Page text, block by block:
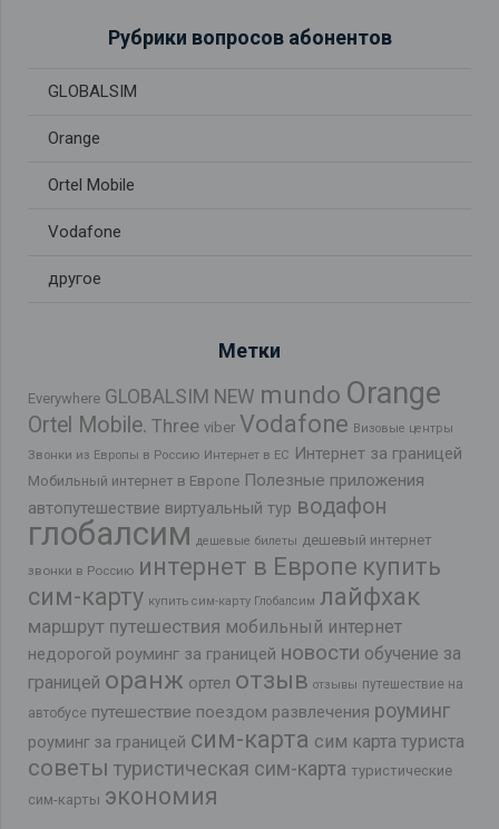
Рубрики вопросов абонентов
GLOBALSIM
Orange
Ortel Mobile
Vodafone
другое
Метки
Everywhere GLOBALSIM NEW mundo Orange
Ortel Mobile. Three viber Vodafone Визовые центры
Звонки из Европы в Россию Интернет в ЕС Интернет за границей
Мобильный интернет в Европе Полезные приложения
автопутешествие виртуальный тур водафон
глобалсим дешевые билеты дешевый интернет
звонки в Россию интернет в Европе купить
сим-карту купить сим-карту Глобалсим лайфхак
маршрут путешествия мобильный интернет
недорогой роуминг за границей новости обучение за
границей оранж ортел отзыв отзывы путешествие на
автобусе путешествие поездом развлечения роуминг
роуминг за границей сим-карта сим карта туриста
советы туристическая сим-карта туристические
сим-карты экономия